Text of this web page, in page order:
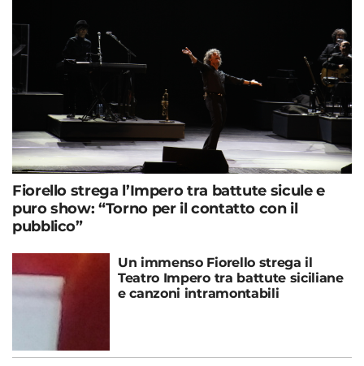
Fiorello strega l’Impero tra battute sicule e
puro show: “Torno per il contatto con il
pubblico”
Un immenso Fiorello strega il
Teatro Impero tra battute siciliane
e canzoni intramontabili